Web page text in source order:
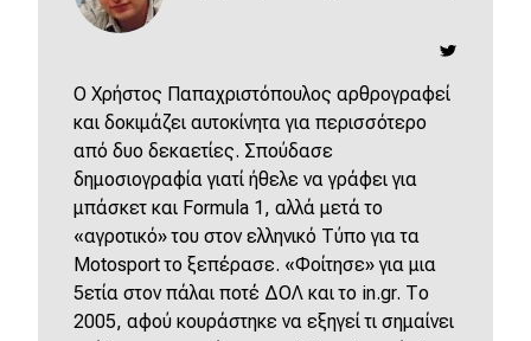
O Χρήστος Παπαχριστόπουλος αρθρογραφεί
και δοκιμάζει αυτοκίνητα για περισσότερο
από δυο δεκαετίες. Σπούδασε
δημοσιογραφία γιατί ήθελε να γράφει για
μπάσκετ και Formula 1, αλλά μετά το
«αγροτικό» του στον ελληνικό Τύπο για τα
Motosport το ξεπέρασε. «Φοίτησε» για μια
5ετία στον πάλαι ποτέ ΔΟΛ και το in.gr. Το
2005, αφού κουράστηκε να εξηγεί τι σημαίνει